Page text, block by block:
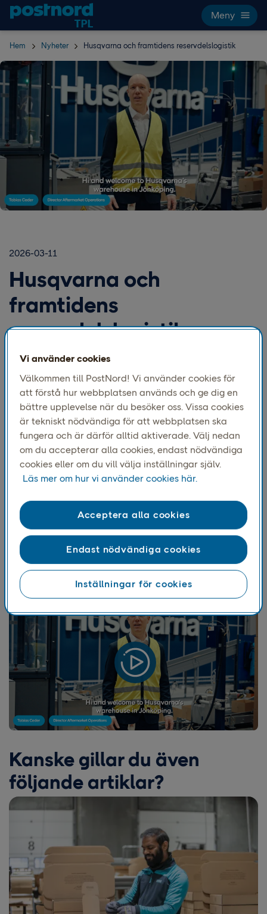
Hoppa över navigering och sök
Meny
Hem Nyheter Husqvarna och framtidens reservdelslogistik
2026-03-11
Husqvarna och
framtidens
reservdelslogistik
Vad händer när man utmanar ett
välfungerande flöde för att göra det
ännu bättre för kunden?
Tillsammans medHusqvarnahar vi utvecklat en
tomrum, materialanvändning och transportvolym –
samtidigt som precisionen ökar.
Följ med
Tobias Ceder , Director Aftermarket Operations
påHusqvarna
Kanske gillar du även
följande artiklar?
Vi använder cookies
Välkommen till PostNord! Vi använder cookies för
att förstå hur webbplatsen används och ge dig en
bättre upplevelse när du besöker oss. Vissa cookies
är tekniskt nödvändiga för att webbplatsen ska
fungera och är därför alltid aktiverade. Välj nedan
om du accepterar alla cookies, endast nödvändiga
cookies eller om du vill välja inställningar själv.
Läs mer om hur vi använder cookies här.
Inställningar för cookies
Endast nödvändiga cookies
Acceptera alla cookies